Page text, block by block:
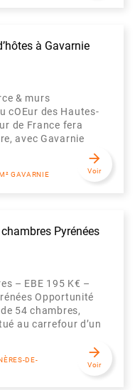
à Gavarnie
& murs
cOEur des Hautes-
de France fera
avec Gavarnie
GAVARNIE
arrow_forward
Voir
Pyrénées
– EBE 195 K€ –
Opportunité
54 chambres,
au carrefour d’un
DE-
arrow_forward
Voir